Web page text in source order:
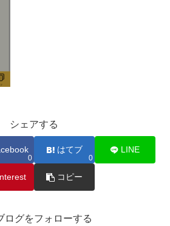
シェアする
0
はてブ
0
LINE
コピー
ログをフォローする